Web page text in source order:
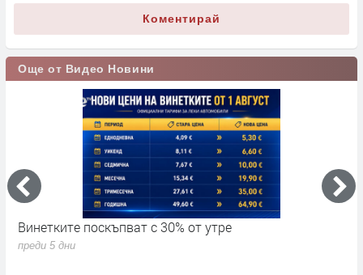
Коментирай
Още от Видео Новини
Винетките поскъпват с 30% от утре
преди 5 дни